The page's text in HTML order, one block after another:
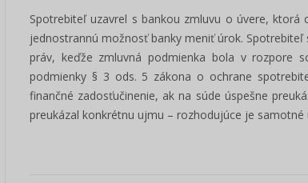
Spotrebiteľ uzavrel s bankou zmluvu o úvere, ktorá
jednostrannú možnosť banky meniť úrok.
práv, keďže zmluvná podmienka bola v rozpore
podmienky § 3 ods. 5 zákona o ochrane
finančné zadosťučinenie, ak na súde úspešne
preukázal konkrétnu ujmu – rozhodujúce je samotné